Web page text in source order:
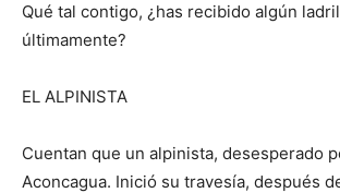
Qué tal contigo, ¿has recibido algún
últimamente?
EL ALPINISTA
Cuentan que un alpinista, desesperado
Aconcagua. Inició su travesía, después